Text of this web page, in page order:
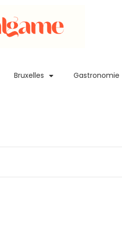
Bruxelles Gastronomie